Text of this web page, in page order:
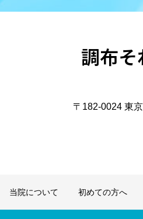
調布
〒182-0024 東
当院について 初めての方へ